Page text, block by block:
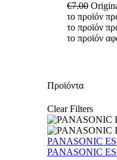
€7.00
το προϊόν
το προϊόν
το προϊόν
Προϊόντα
Clear Filters
PANASONIC
PANASONIC